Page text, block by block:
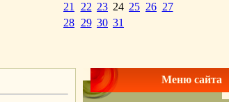
21
22 23 24 25 26 27
28 29 30 31
Меню сайта